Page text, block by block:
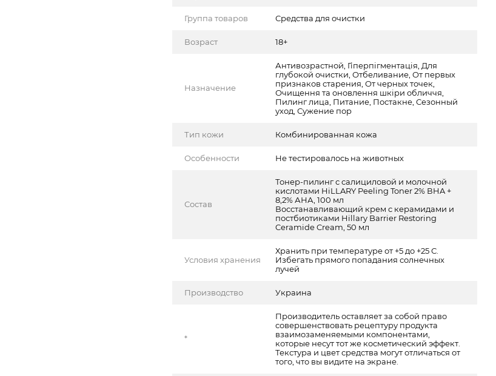
Группа товаров Средства для очистки
Возраст 18+
Назначение
Антивозрастной, Гіперпігментація, Для
глубокой очистки, Отбеливание, От первых
признаков старения, От черных точек,
Очищення та оновлення шкіри обличчя,
Пилинг лица, Питание, Постакне, Сезонный
уход, Сужение пор
Тип кожи Комбинированная кожа
Особенности Не тестировалось на животных
Состав
Тонер-пилинг с салициловой и молочной
кислотами HiLLARY Peeling Toner 2% ВHA +
8,2% АНА, 100 мл
Восстанавливающий крем с керамидами и
постбиотиками Hillary Barrier Restoring
Ceramide Cream, 50 мл
Условия хранения
Хранить при температуре от +5 до +25 С.
Избегать прямого попадания солнечных
лучей
Производство Украина
*
Производитель оставляет за собой право
совершенствовать рецептуру продукта
взаимозаменяемыми компонентами,
которые несут тот же косметический эффект.
Текстура и цвет средства могут отличаться от
того, что вы видите на экране.